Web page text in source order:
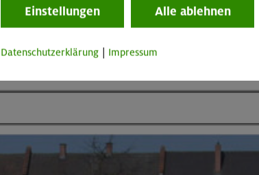
Einstellungen Alle ablehnen
Datenschutzerklärung Impressum